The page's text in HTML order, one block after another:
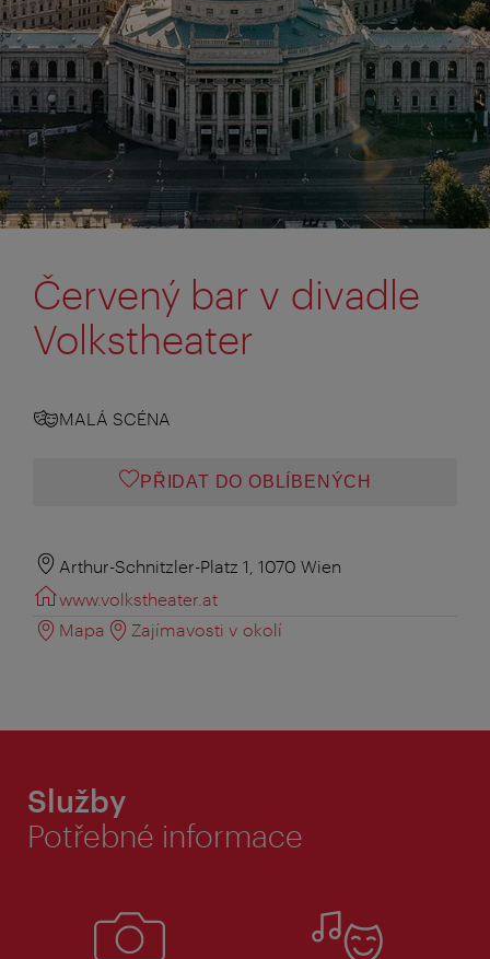
Červený bar v divadle
Volkstheater
MALÁ SCÉNA
PŘIDAT DO OBLÍBENÝCH
Arthur-Schnitzler-Platz 1, 1070 Wien
www.volkstheater.at
Mapa
Zajímavosti v okolí
Služby
Potřebné informace